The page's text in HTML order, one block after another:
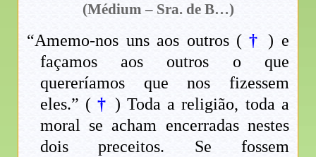
(Médium – Sra. de B…)
“Amemo-nos uns aos outros ( †) e
façamos aos outros o que
quereríamos que nos fizessem
eles.” ( † ) Toda a religião, toda a
moral se acham encerradas nestes
dois preceitos. Se fossem